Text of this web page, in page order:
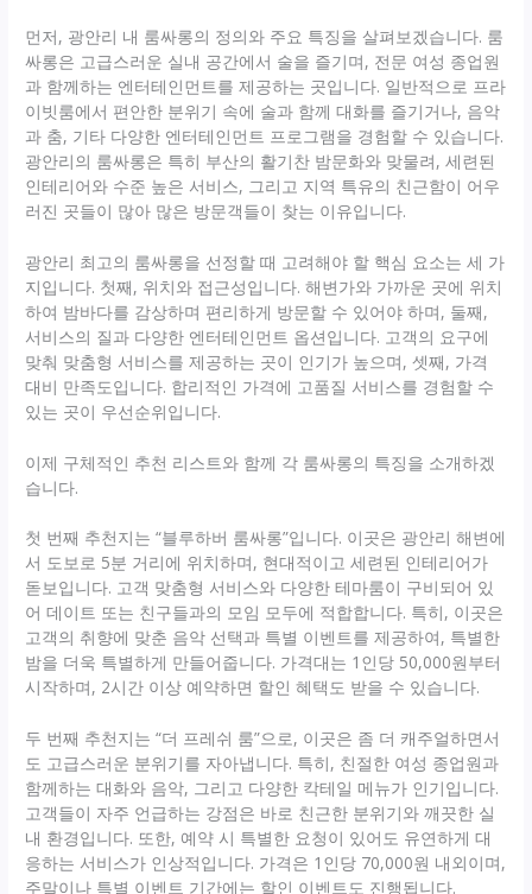
먼저, 광안리 내 룸싸롱의 정의와 주요 특징을 살펴보겠습니다. 룸
싸롱은 고급스러운 실내 공간에서 술을 즐기며, 전문 여성 종업원
과 함께하는 엔터테인먼트를 제공하는 곳입니다. 일반적으로 프라
이빗룸에서 편안한 분위기 속에 술과 함께 대화를 즐기거나, 음악
과 춤, 기타 다양한 엔터테인먼트 프로그램을 경험할 수 있습니다.
광안리의 룸싸롱은 특히 부산의 활기찬 밤문화와 맞물려, 세련된
인테리어와 수준 높은 서비스, 그리고 지역 특유의 친근함이 어우
러진 곳들이 많아 많은 방문객들이 찾는 이유입니다.
광안리 최고의 룸싸롱을 선정할 때 고려해야 할 핵심 요소는 세 가
지입니다. 첫째, 위치와 접근성입니다. 해변가와 가까운 곳에 위치
하여 밤바다를 감상하며 편리하게 방문할 수 있어야 하며, 둘째,
서비스의 질과 다양한 엔터테인먼트 옵션입니다. 고객의 요구에
맞춰 맞춤형 서비스를 제공하는 곳이 인기가 높으며, 셋째, 가격
대비 만족도입니다. 합리적인 가격에 고품질 서비스를 경험할 수
있는 곳이 우선순위입니다.
이제 구체적인 추천 리스트와 함께 각 룸싸롱의 특징을 소개하겠
습니다.
첫 번째 추천지는 “블루하버 룸싸롱”입니다. 이곳은 광안리 해변에
서 도보로 5분 거리에 위치하며, 현대적이고 세련된 인테리어가
돋보입니다. 고객 맞춤형 서비스와 다양한 테마룸이 구비되어 있
어 데이트 또는 친구들과의 모임 모두에 적합합니다. 특히, 이곳은
고객의 취향에 맞춘 음악 선택과 특별 이벤트를 제공하여, 특별한
밤을 더욱 특별하게 만들어줍니다. 가격대는 1인당 50,000원부터
시작하며, 2시간 이상 예약하면 할인 혜택도 받을 수 있습니다.
두 번째 추천지는 “더 프레쉬 룸”으로, 이곳은 좀 더 캐주얼하면서
도 고급스러운 분위기를 자아냅니다. 특히, 친절한 여성 종업원과
함께하는 대화와 음악, 그리고 다양한 칵테일 메뉴가 인기입니다.
고객들이 자주 언급하는 강점은 바로 친근한 분위기와 깨끗한 실
내 환경입니다. 또한, 예약 시 특별한 요청이 있어도 유연하게 대
응하는 서비스가 인상적입니다. 가격은 1인당 70,000원 내외이며,
주말이나 특별 이벤트 기간에는 할인 이벤트도 진행됩니다.